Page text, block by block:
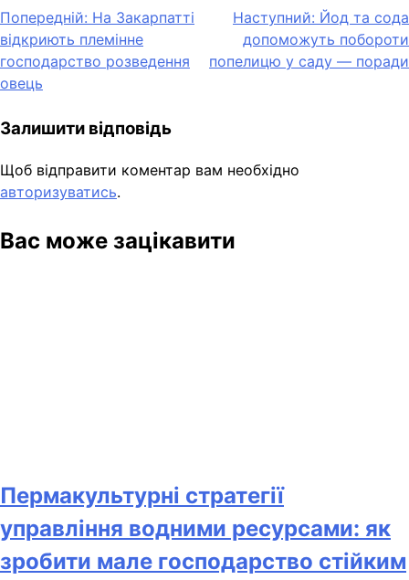
Навігація
записів
Попередній: На Закарпатті
відкриють племінне
господарство розведення
овець
Наступний: Йод та сода
допоможуть побороти
попелицю у саду — поради
Залишити відповідь
Щоб відправити коментар вам необхідно
авторизуватись.
Вас може зацікавити
Пермакультурні стратегії
управління водними ресурсами: як
зробити мале господарство стійким